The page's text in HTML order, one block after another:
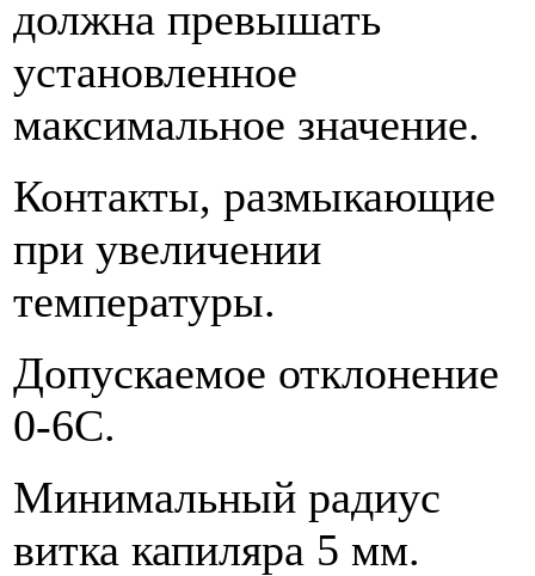
должна превышать
установленное
максимальное значение.
Контакты, размыкающие
при увеличении
температуры.
Допускаемое отклонение
0-6С.
Минимальный радиус
витка капиляра 5 мм.